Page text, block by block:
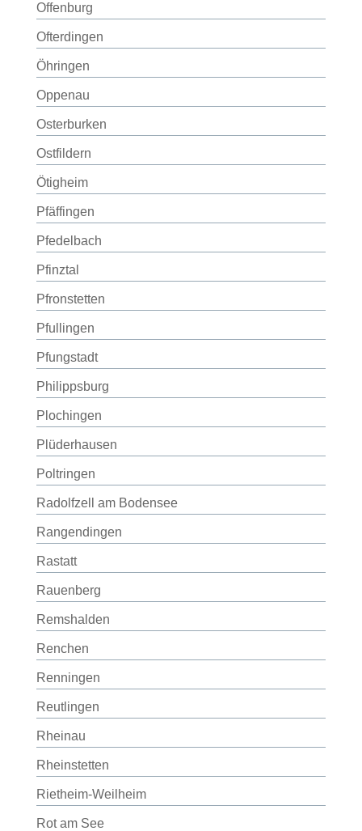
Offenburg
Ofterdingen
Öhringen
Oppenau
Osterburken
Ostfildern
Ötigheim
Pfäffingen
Pfedelbach
Pfinztal
Pfronstetten
Pfullingen
Pfungstadt
Philippsburg
Plochingen
Plüderhausen
Poltringen
Radolfzell am Bodensee
Rangendingen
Rastatt
Rauenberg
Remshalden
Renchen
Renningen
Reutlingen
Rheinau
Rheinstetten
Rietheim-Weilheim
Rot am See